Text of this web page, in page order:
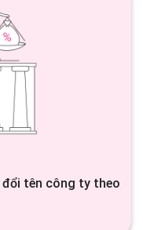
đổi tên công ty theo